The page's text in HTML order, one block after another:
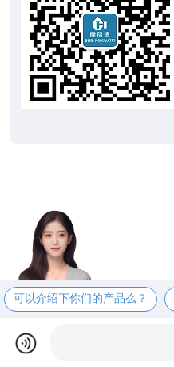
可以介绍下你们的产品么？